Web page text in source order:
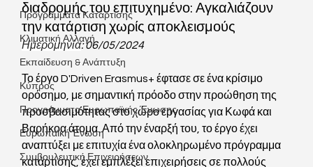
Προγράμματα Κατάρτισης
Κλιματική Αλλαγή
Εκπαίδευση & Ανάπτυξη
Κύπρος
Προγράμματα Ευρωπαϊκής Ένωσης
Ευρωπαϊκή Ένωση
Συμβουλευτική Επιχειρήσεων
διαδρομής του επιτυχημένο: Αγκαλιάζουν
την κατάρτιση χωρίς αποκλεισμούς
Ημερομηνία: 06/05/2024
Το έργο D'Driven Erasmus+ έφτασε σε ένα κρίσιμο
ορόσημο, με σημαντική πρόοδο στην προώθηση της
προσβασιμότητας στο χώρο εργασίας για Κωφά και
Βαρήκοα άτομα. Από την έναρξή του, το έργο έχει
αναπτύξει με επιτυχία ένα ολοκληρωμένο πρόγραμμα
κατάρτισης, έχει εμπλέξει επιχειρήσεις σε πολλούς